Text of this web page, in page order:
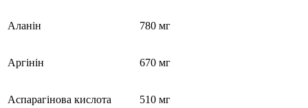
Аланін 780 мг
Аргінін 670 мг
Аспарагінова кислота 510 мг